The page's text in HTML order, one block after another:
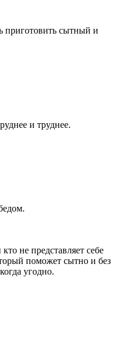
приготовить сытный и
и труднее.
не представляет себе
поможет сытно и без
угодно.